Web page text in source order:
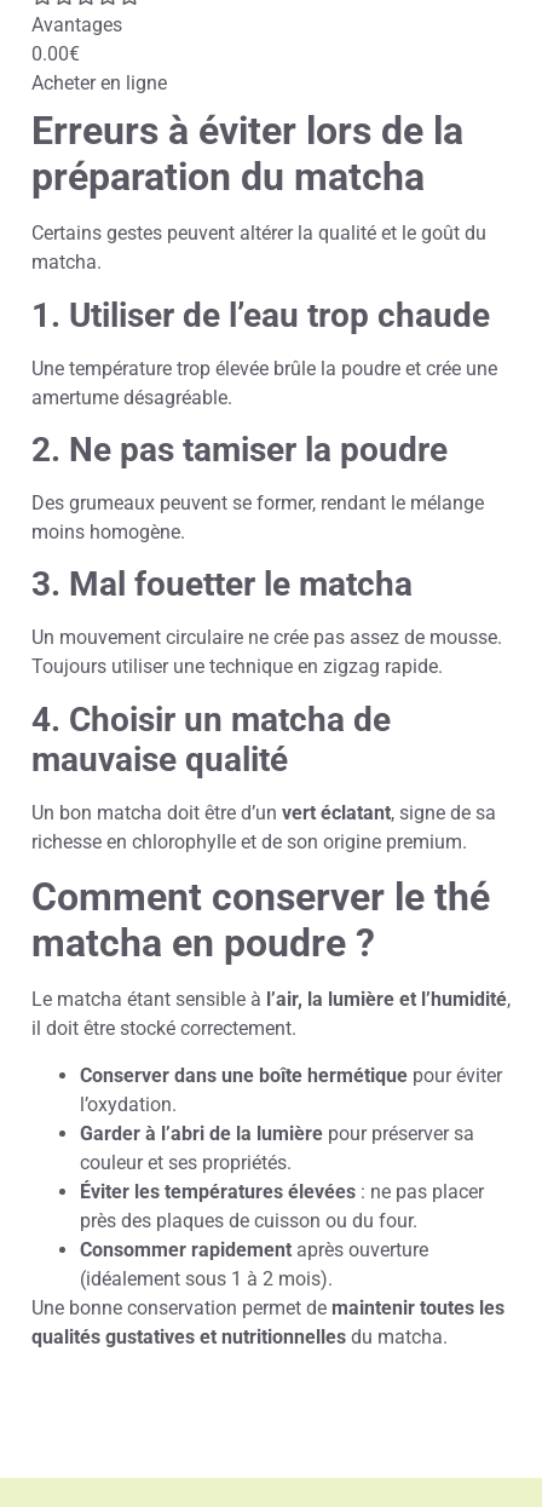
Avantages
0.00€
Acheter en ligne
Erreurs à éviter lors de la
préparation du matcha
Certains gestes peuvent altérer la qualité et le goût du
matcha.
1. Utiliser de l’eau trop chaude
Une température trop élevée brûle la poudre et crée une
amertume désagréable.
2. Ne pas tamiser la poudre
Des grumeaux peuvent se former, rendant le mélange
moins homogène.
3. Mal fouetter le matcha
Un mouvement circulaire ne crée pas assez de mousse.
Toujours utiliser une technique en zigzag rapide.
4. Choisir un matcha de
mauvaise qualité
Un bon matcha doit être d’un vert éclatant, signe de sa
richesse en chlorophylle et de son origine premium.
Comment conserver le thé
matcha en poudre ?
Le matcha étant sensible à l’air, la lumière et l’humidité,
il doit être stocké correctement.
Conserver dans une boîte hermétique pour éviter
l’oxydation.
Garder à l’abri de la lumière pour préserver sa
couleur et ses propriétés.
Éviter les températures élevées : ne pas placer
près des plaques de cuisson ou du four.
Consommer rapidement après ouverture
(idéalement sous 1 à 2 mois).
Une bonne conservation permet de maintenir toutes les
qualités gustatives et nutritionnelles du matcha.